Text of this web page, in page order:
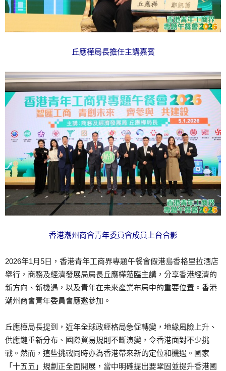
丘應樺局長擔任主講嘉賓
香港潮州商會青年委員會成員上台合影
2026年1月5日，香港青年工商界專題午餐會假港島香格里拉酒店
舉行，商務及經濟發展局局長丘應樺蒞臨主講，分享香港經濟的
新方向、新機遇，以及青年在未來產業布局中的重要位置。香港
潮州商會青年委員會應邀參加。
丘應樺局長提到，近年全球政經格局急促轉變，地緣風險上升、
供應鏈重新分布、國際貿易規則不斷演變，令香港面對不少挑
戰。然而，這些挑戰同時亦為香港帶來新的定位和機遇。國家
「十五五」規劃正全面開展，當中明確提出要鞏固並提升香港國